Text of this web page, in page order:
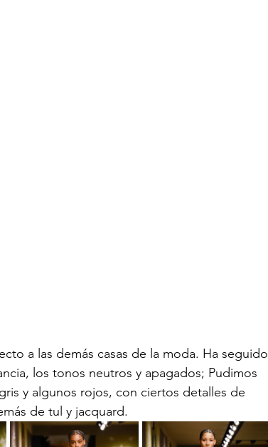
a las demás casas de la moda. Ha seguido
los tonos neutros y apagados; Pudimos
y algunos rojos, con ciertos detalles de
de tul y jacquard.